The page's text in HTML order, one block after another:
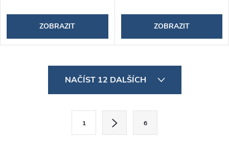
ZOBRAZIT ZOBRAZIT
NAČÍST 12 DALŠÍCH
1 6